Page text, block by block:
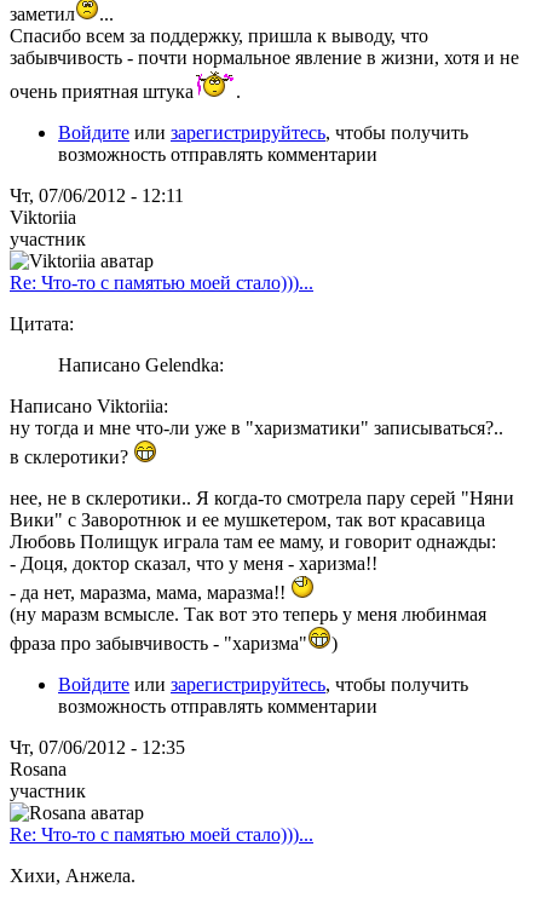
заметил
...
Спасибо всем за поддержку, пришла к выводу, что
забывчивость - почти нормальное явление в жизни, хотя и не
очень приятная штука
.
Войдите или зарегистрируйтесь, чтобы получить
возможность отправлять комментарии
Чт, 07/06/2012 - 12:11
Viktoriia
участник
Re: Что-то с памятью моей стало)))...
Цитата:
Написано Gelendka:
Написано Viktoriia:
ну тогда и мне что-ли уже в "харизматики" записываться?..
в склеротики?
нее, не в склеротики.. Я когда-то смотрела пару серей "Няни
Вики" с Заворотнюк и ее мушкетером, так вот красавица
Любовь Полищук играла там ее маму, и говорит однажды:
- Доця, доктор сказал, что у меня - харизма!!
- да нет, маразма, мама, маразма!!
(ну маразм всмысле. Так вот это теперь у меня любинмая
фраза про забывчивость - "харизма"
)
Войдите или зарегистрируйтесь, чтобы получить
возможность отправлять комментарии
Чт, 07/06/2012 - 12:35
Rosana
участник
Re: Что-то с памятью моей стало)))...
Хихи, Анжела.